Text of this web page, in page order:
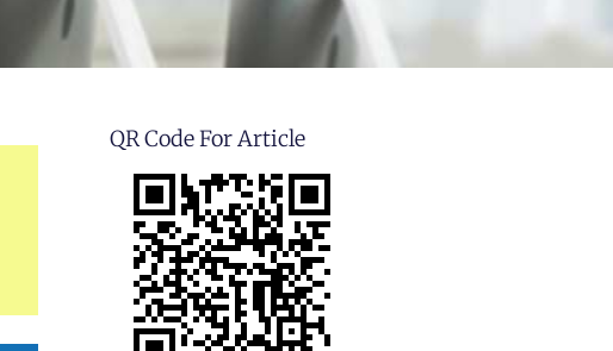
QR Code For Article